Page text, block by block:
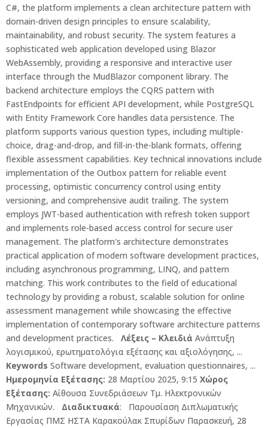
C#, the platform implements a clean architecture pattern with
domain-driven design principles to ensure scalability,
maintainability, and robust security. The system features a
sophisticated web application developed using Blazor
WebAssembly, providing a responsive and interactive user
interface through the MudBlazor component library. The
backend architecture employs the CQRS pattern with
FastEndpoints for efficient API development, while PostgreSQL
with Entity Framework Core handles data persistence. The
platform supports various question types, including multiple-
choice, drag-and-drop, and fill-in-the-blank formats, offering
flexible assessment capabilities. Key technical innovations include
implementation of the Outbox pattern for reliable event
processing, optimistic concurrency control using entity
versioning, and comprehensive audit trailing. The system
employs JWT-based authentication with refresh token support
and implements role-based access control for secure user
management. The platform's architecture demonstrates
practical application of modern software development practices,
including asynchronous programming, LINQ, and pattern
matching. This work contributes to the field of educational
technology by providing a robust, scalable solution for online
assessment management while showcasing the effective
implementation of contemporary software architecture patterns
and development practices. Λέξεις – Κλειδιά Ανάπτυξη
λογισμικού, ερωτηματολόγια εξέτασης και αξιολόγησης, ...
Keywords Software development, evaluation questionnaires, ...
Ημερομηνία Εξέτασης: 28 Μαρτίου 2025, 9:15 Χώρος
Εξέτασης: Αίθουσα Συνεδριάσεων Τμ. Ηλεκτρονικών
Μηχανικών.
Διαδικτυακά: Παρουσίαση Διπλωματικής
Εργασίας ΠΜΣ ΗΣΤΑ Καρακούλακ Σπυρίδων Παρασκευή, 28